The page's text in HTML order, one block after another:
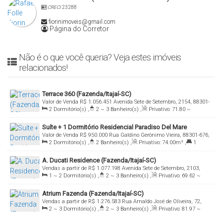
CRECI23288
fiorinimoveis@gmail.com
Página do Corretor
Não é o que você queria? Veja estes imóveis
relacionados!
Terrace 360 (Fazenda/Itajaí-SC)
R$ 1.056.451
Valor de Venda
Avenida Sete de Setembro, 2154, 88301-
204, Fazenda, Itajaí, Santa Catarina, Brasil
2 Dormitório(s) , 2 ~ 3 Banheiro(s) , Privativo: 71 .80 ~
80.00m² , 1 ~ 2 Suíte(s) , Total: 72.00~ 80.00m² , 1 Vaga(s) ,
Útil: 72 .00~ 80.00m²
Suíte + 1 Dormitório Residencial Paradiso Del Mare
(Fazenda/Itajaí)
R$ 950.000
Valor de Venda
Rua Galdino Gerônimo Vieira, 88301-676,
Fazenda, Itajaí, Santa Catarina, Brasil
2 Dormitório(s) , 2 Banheiro(s) , Privativo: 74.00m² ,
1
Suíte(s) , Total: 90.00m² , 1 Vaga(s) , Útil: 74.00m²
A. Ducati Residence (Fazenda/Itajaí-SC)
R$ 1.077.198
Vendas a partir de
Avenida Sete de Setembro, 2103,
88301-205, Fazenda, Itajaí, Santa Catarina, Brasil
1 ~ 2 Dormitório(s) , 2 ~ 3 Banheiro(s) , Privativo: 69.62 ~
85.03m² , 1 ~ 2 Suíte(s) , Total: 69.62~ 85.03m² , 1 Vaga(s) ,
Útil: 69.62~ 85.03m²
Atrium Fazenda (Fazenda/Itajaí-SC)
R$ 1.276.583
Vendas a partir de
Rua Arnaldo José de Oliveira, 72,
88302-300, Fazenda, Itajaí, Santa Catarina, Brasil
2 ~ 3 Dormitório(s) , 2 ~ 3 Banheiro(s) , Privativo: 81 .97 ~